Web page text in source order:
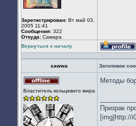
Зарегистрирован: Вт май 03,
2005 11:41
Сообщения: 322
Откуда: Cамара
Вернуться к началу
sawwa Заголовок
в
Властитель кольцевого мира
Методы
Призрак
[img]http://